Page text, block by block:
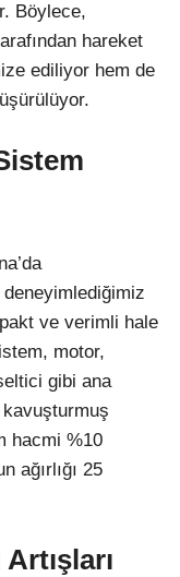
Youtube
Böylece,
hareket
ediliyor hem de
ve verimli hale
motor,
gibi ana
hacmi %10
ağırlığı 25